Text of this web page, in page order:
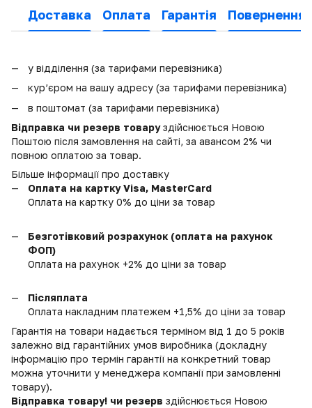
Доставка Оплата Гарантія Повернення
у відділення (за тарифами перевізника)
кур’єром на вашу адресу (за тарифами перевізника)
в поштомат (за тарифами перевізника)
Відправка чи резерв товаруздійснюється Новою
Поштою після замовлення на сайті, за авансом 2% чи
повною оплатою за товар.
Більше інформації про доставку
Оплата на картку Visa, MasterCard
Оплата на картку 0% до ціни за товар
Безготівковий розрахунок (оплата на рахунок
ФОП)
Оплата на рахунок +2% до ціни за товар
Післяплата
Оплата накладним платежем +1,5% до ціни за товар
Гарантія на товари надається терміном від 1 до 5 років
залежно від гарантійних умов виробника (докладну
інформацію про термін гарантії на конкретний товар
можна уточнити у менеджера компанії при замовленні
товару).
Відправка товару! чи резерв здійснюється Новою